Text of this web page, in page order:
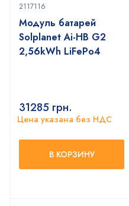
2117116
Модуль батарей
Solplanet Ai-HB G2
2,56kWh LiFePo4
31285 грн.
Цена указана без НДС
В КОРЗИНУ